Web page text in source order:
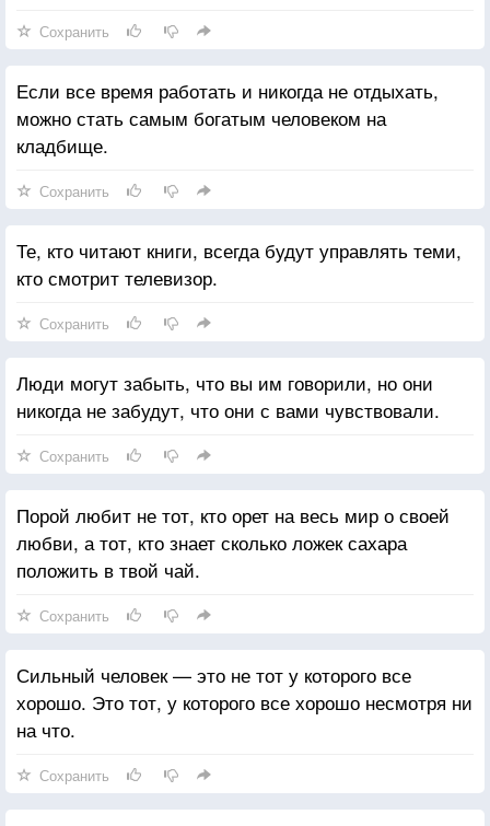
Сохранить
Если все время работать и никогда не отдыхать,
можно стать самым богатым человеком на
кладбище.
Сохранить
Те, кто читают книги, всегда будут управлять теми,
кто смотрит телевизор.
Сохранить
Люди могут забыть, что вы им говорили, но они
никогда не забудут, что они с вами чувствовали.
Сохранить
Порой любит не тот, кто орет на весь мир о своей
любви, а тот, кто знает сколько ложек сахара
положить в твой чай.
Сохранить
Сильный человек — это не тот у которого все
хорошо. Это тот, у которого все хорошо несмотря ни
на что.
Сохранить